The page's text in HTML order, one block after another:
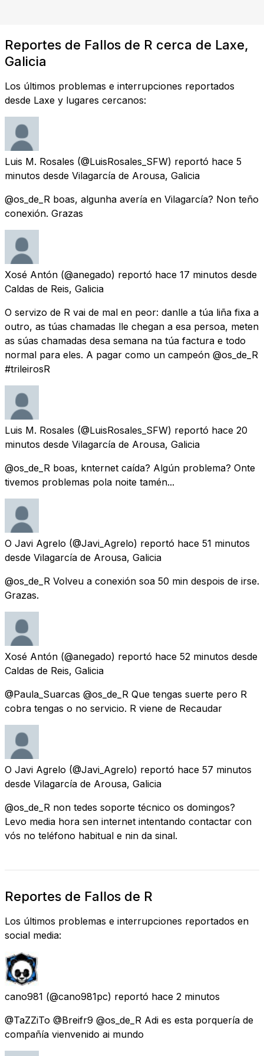
Reportes de Fallos de R cerca de Laxe,
Galicia
Los últimos problemas e interrupciones reportados
desde Laxe y lugares cercanos:
Luis M. Rosales (@LuisRosales_SFW) reportó hace 5
minutos desde Vilagarcía de Arousa, Galicia
@os_de_R boas, algunha avería en Vilagarcía? Non teño
conexión. Grazas
Xosé Antón (@anegado) reportó hace 17 minutos desde
Caldas de Reis, Galicia
O servizo de R vai de mal en peor: danlle a túa liña fixa a
outro, as túas chamadas lle chegan a esa persoa, meten
as súas chamadas desa semana na túa factura e todo
normal para eles. A pagar como un campeón @os_de_R
#trileirosR
Luis M. Rosales (@LuisRosales_SFW) reportó hace 20
minutos desde Vilagarcía de Arousa, Galicia
@os_de_R boas, knternet caída? Algún problema? Onte
tivemos problemas pola noite tamén...
O Javi Agrelo (@Javi_Agrelo) reportó hace 51 minutos
desde Vilagarcía de Arousa, Galicia
@os_de_R Volveu a conexión soa 50 min despois de irse.
Grazas.
Xosé Antón (@anegado) reportó hace 52 minutos desde
Caldas de Reis, Galicia
@Paula_Suarcas @os_de_R Que tengas suerte pero R
cobra tengas o no servicio. R viene de Recaudar
O Javi Agrelo (@Javi_Agrelo) reportó hace 57 minutos
desde Vilagarcía de Arousa, Galicia
@os_de_R non tedes soporte técnico os domingos?
Levo media hora sen internet intentando contactar con
vós no teléfono habitual e nin da sinal.
Reportes de Fallos de R
Los últimos problemas e interrupciones reportados en
social media:
cano981 (@cano981pc) reportó hace 2 minutos
@TaZZiTo @Breifr9 @os_de_R Adi es esta porquería de
compañía vienvenido ai mundo